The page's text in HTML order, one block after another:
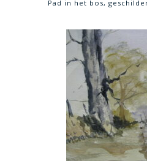
Pad in het bos,